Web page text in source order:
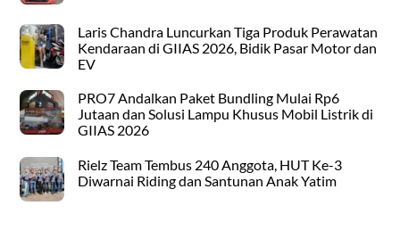
Laris Chandra Luncurkan Tiga Produk Perawatan
Kendaraan di GIIAS 2026, Bidik Pasar Motor dan
EV
PRO7 Andalkan Paket Bundling Mulai Rp6
Jutaan dan Solusi Lampu Khusus Mobil Listrik di
GIIAS 2026
Rielz Team Tembus 240 Anggota, HUT Ke-3
Diwarnai Riding dan Santunan Anak Yatim